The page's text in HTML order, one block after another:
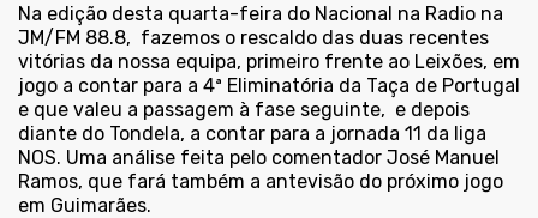
Na edição desta quarta-feira do Nacional na Radio na
JM/FM 88.8, fazemos o rescaldo das duas recentes
vitórias da nossa equipa, primeiro frente ao Leixões, em
jogo a contar para a 4ª Eliminatória da Taça de Portugal
e que valeu a passagem à fase seguinte, e depois
diante do Tondela, a contar para a jornada 11 da liga
NOS. Uma análise feita pelo comentador José Manuel
Ramos, que fará também a antevisão do próximo jogo
em Guimarães.